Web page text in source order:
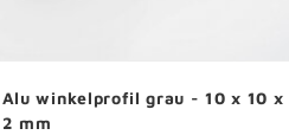
Alu winkelprofil grau - 10 x 10 x
2 mm